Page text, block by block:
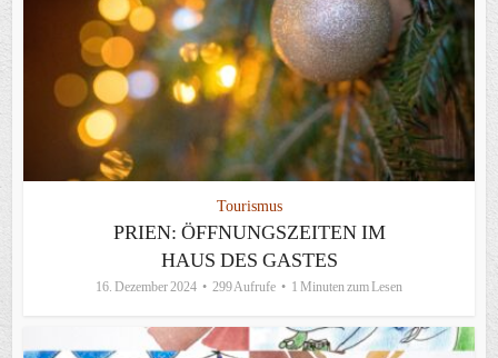
Tourismus
PRIEN: ÖFFNUNGSZEITEN IM
HAUS DES GASTES
16. Dezember 2024 299 Aufrufe 1 Minuten zum Lesen